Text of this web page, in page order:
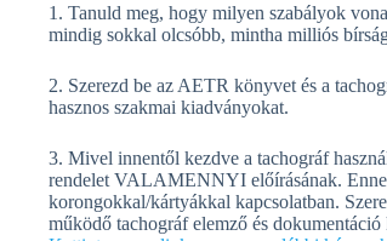
1. Tanuld meg, hogy milyen szabályok
mindig sokkal olcsóbb, mintha milliós
2. Szerezd be az AETR könyvet és a
hasznos szakmai kiadványokat.
3. Mivel innentől kezdve a tachográf
rendelet VALAMENNYI előírásának.
korongokkal/kártyákkal kapcsolatban.
működő tachográf elemző és dokumentáció